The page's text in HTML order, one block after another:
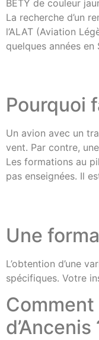
BETY de couleur
La recherche d’un
l’ALAT (Aviation
quelques années
Pourquoi
Un avion avec un
vent. Par contre,
Les formations au
pas enseignées. Il
Une
L’obtention d’une
spécifiques. Votre
Comment
d’Ancenis